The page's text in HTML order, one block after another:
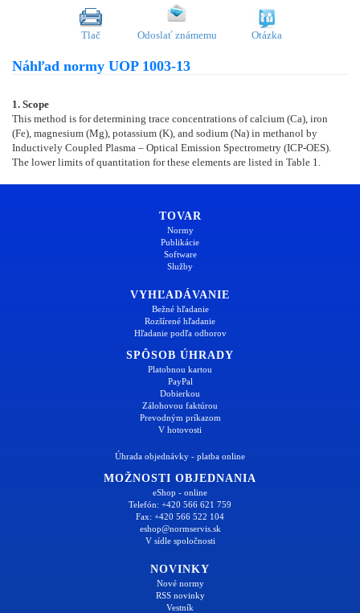
Tlač Odoslať známemu Otázka
Náhľad normy UOP 1003-13
1. Scope
This method is for determining trace concentrations of calcium (Ca), iron
(Fe), magnesium (Mg), potassium (K), and sodium (Na) in methanol by
Inductively Coupled Plasma – Optical Emission Spectrometry (ICP-OES).
The lower limits of quantitation for these elements are listed in Table 1.
TOVAR
Normy
Publikácie
Software
Služby
VYHĽADÁVANIE
Bežné hľadanie
Rozšírené hľadanie
Hľadanie podľa odborov
SPÔSOB ÚHRADY
Platobnou kartou
PayPal
Dobierkou
Zálohovou faktúrou
Prevodným príkazom
V hotovosti
Úhrada objednávky - platba online
MOŽNOSTI OBJEDNANIA
eShop - online
Telefón: +420 566 621 759
Fax: +420 566 522 104
eshop@normservis.sk
V sídle spoločnosti
NOVINKY
Nové normy
RSS novinky
Vestník